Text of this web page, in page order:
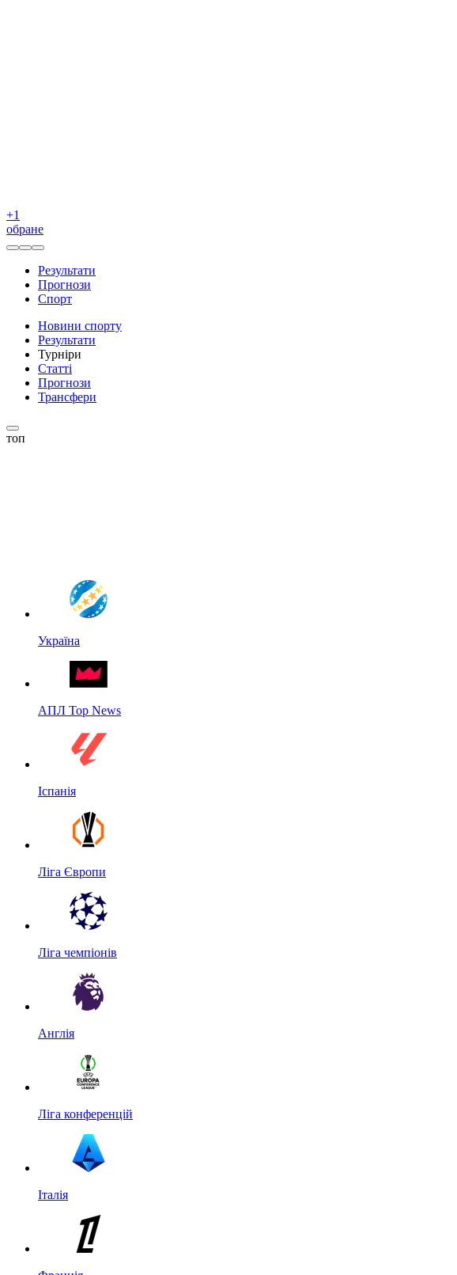
+1
обране
Результати
Прогнози
Спорт
Новини спорту
Результати
Турніри
Статті
Прогнози
Трансфери
топ
Україна
АПЛ Top News
Іспанія
Ліга Європи
Ліга чемпіонів
Англія
Ліга конференцій
Італія